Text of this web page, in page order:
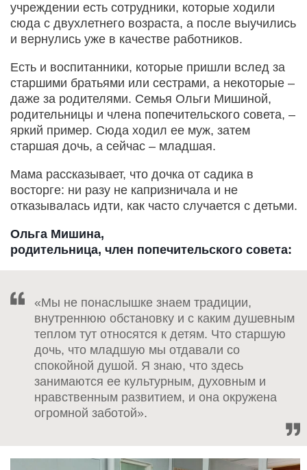
учреждении есть сотрудники, которые ходили
сюда с двухлетнего возраста, а после выучились
и вернулись уже в качестве работников.
Есть и воспитанники, которые пришли вслед за
старшими братьями или сестрами, а некоторые –
даже за родителями. Семья Ольги Мишиной,
родительницы и члена попечительского совета, –
яркий пример. Сюда ходил ее муж, затем
старшая дочь, а сейчас – младшая.
Мама рассказывает, что дочка от садика в
восторге: ни разу не капризничала и не
отказывалась идти, как часто случается с детьми.
Ольга Мишина,
родительница, член попечительского совета:
«Мы не понаслышке знаем традиции,
внутреннюю обстановку и с каким душевным
теплом тут относятся к детям. Что старшую
дочь, что младшую мы отдавали со
спокойной душой. Я знаю, что здесь
занимаются ее культурным, духовным и
нравственным развитием, и она окружена
огромной заботой».